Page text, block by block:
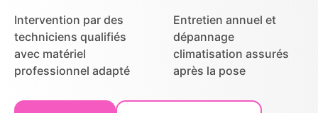
Intervention par des
techniciens qualifiés
avec matériel
professionnel adapté
Entretien annuel et
dépannage
climatisation assurés
après la pose